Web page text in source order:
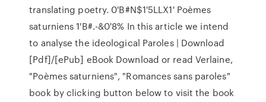
translating poetry. 0'B#N$1'5LLX1' Poèmes
saturniens 1'B#.-&0'8% In this article we intend
to analyse the ideological Paroles | Download
[Pdf]/[ePub] eBook Download or read Verlaine,
"Poèmes saturniens", "Romances sans paroles"
book by clicking button below to visit the book